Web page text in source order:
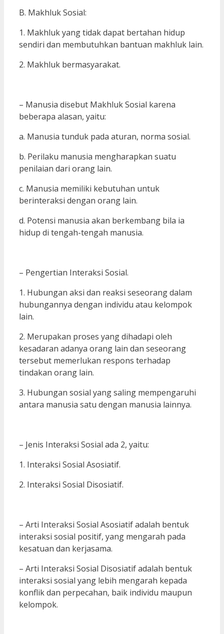
B. Makhluk Sosial:
1. Makhluk yang tidak dapat bertahan hidup
sendiri dan membutuhkan bantuan makhluk lain.
2. Makhluk bermasyarakat.
– Manusia disebut Makhluk Sosial karena
beberapa alasan, yaitu:
a. Manusia tunduk pada aturan, norma sosial.
b. Perilaku manusia mengharapkan suatu
penilaian dari orang lain.
c. Manusia memiliki kebutuhan untuk
berinteraksi dengan orang lain.
d. Potensi manusia akan berkembang bila ia
hidup di tengah-tengah manusia.
– Pengertian Interaksi Sosial.
1. Hubungan aksi dan reaksi seseorang dalam
hubungannya dengan individu atau kelompok
lain.
2. Merupakan proses yang dihadapi oleh
kesadaran adanya orang lain dan seseorang
tersebut memerlukan respons terhadap
tindakan orang lain.
3. Hubungan sosial yang saling mempengaruhi
antara manusia satu dengan manusia lainnya.
– Jenis Interaksi Sosial ada 2, yaitu:
1. Interaksi Sosial Asosiatif.
2. Interaksi Sosial Disosiatif.
– Arti Interaksi Sosial Asosiatif adalah bentuk
interaksi sosial positif, yang mengarah pada
kesatuan dan kerjasama.
– Arti Interaksi Sosial Disosiatif adalah bentuk
interaksi sosial yang lebih mengarah kepada
konflik dan perpecahan, baik individu maupun
kelompok.